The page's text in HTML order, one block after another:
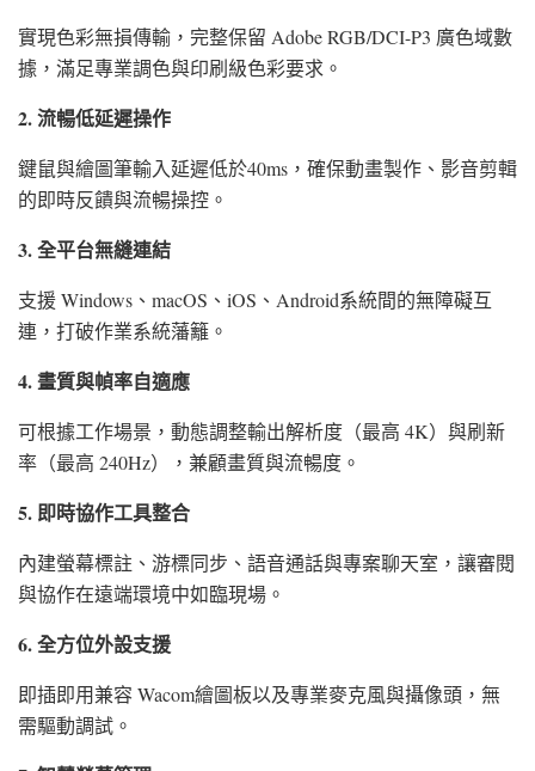
實現色彩無損傳輸，完整保留 Adobe RGB/DCI-P3 廣色域數
據，滿足專業調色與印刷級色彩要求。
2. 流暢低延遲操作
鍵鼠與繪圖筆輸入延遲低於40ms，確保動畫製作、影音剪輯
的即時反饋與流暢操控。
3. 全平台無縫連結
支援 Windows、macOS、iOS、Android系統間的無障礙互
連，打破作業系統藩籬。
4. 畫質與幀率自適應
可根據工作場景，動態調整輸出解析度（最高 4K）與刷新
率（最高 240Hz），兼顧畫質與流暢度。
5. 即時協作工具整合
內建螢幕標註、游標同步、語音通話與專案聊天室，讓審閱
與協作在遠端環境中如臨現場。
6. 全方位外設支援
即插即用兼容 Wacom繪圖板以及專業麥克風與攝像頭，無
需驅動調試。